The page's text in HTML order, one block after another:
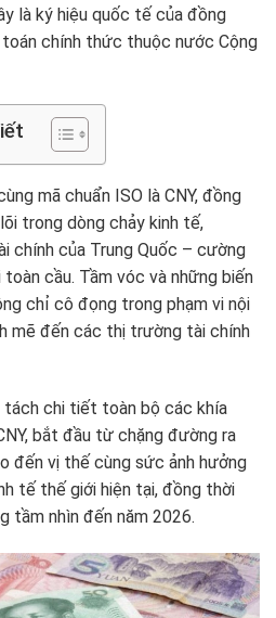
là ký hiệu quốc tế của đồng
toán chính thức thuộc nước Cộng
mã chuẩn ISO là CNY, đồng
trong dòng chảy kinh tế,
chính của Trung Quốc – cường
cầu. Tầm vóc và những biến
chỉ cô đọng trong phạm vi nội
mẽ đến các thị trường tài chính
tách chi tiết toàn bộ các khía
bắt đầu từ chặng đường ra
đến vị thế cùng sức ảnh hưởng
tế thế giới hiện tại, đồng thời
tầm nhìn đến năm 2026.